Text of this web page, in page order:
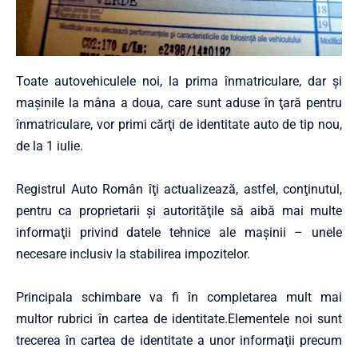
Toate autovehiculele noi, la prima înmatriculare, dar şi
maşinile la mâna a doua, care sunt aduse în ţară pentru
înmatriculare, vor primi cărţi de identitate auto de tip nou,
de la 1 iulie.
Registrul Auto Român îţi actualizează, astfel, conţinutul,
pentru ca proprietarii şi autorităţile să aibă mai multe
informaţii privind datele tehnice ale maşinii – unele
necesare inclusiv la stabilirea impozitelor.
Principala schimbare va fi în completarea mult mai
multor rubrici în cartea de identitate.Elementele noi sunt
trecerea în cartea de identitate a unor informaţii precum